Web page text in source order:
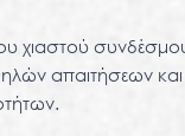
χιαστού
απαιτήσεων